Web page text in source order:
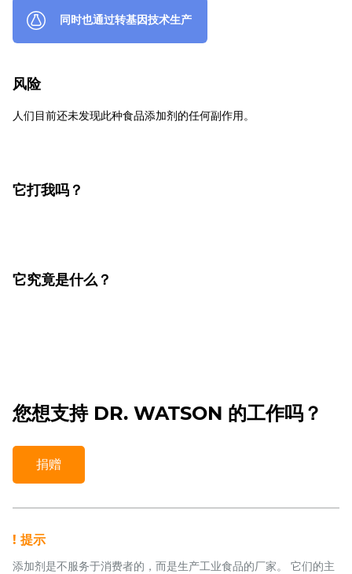
同时也通过转基因技术生产
风险
人们目前还未发现此种食品添加剂的任何副作用。
它打我吗？
它究竟是什么？
您想支持 DR. WATSON 的工作吗？
捐赠
! 提示
添加剂是不服务于消费者的，而是生产工业食品的厂家。 它们的主